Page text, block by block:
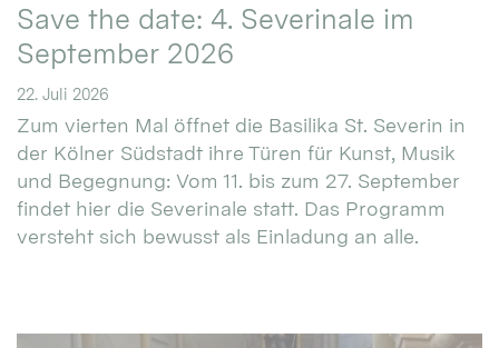
Save the date: 4. Severinale im
September 2026
22. Juli 2026
Zum vierten Mal öffnet die Basilika St. Severin in
der Kölner Südstadt ihre Türen für Kunst, Musik
und Begegnung: Vom 11. bis zum 27. September
findet hier die Severinale statt. Das Programm
versteht sich bewusst als Einladung an alle.